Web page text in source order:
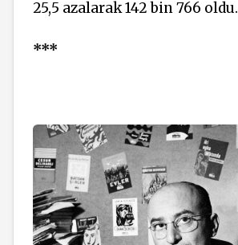
25,5 azalarak 142 bin 766 oldu.
***